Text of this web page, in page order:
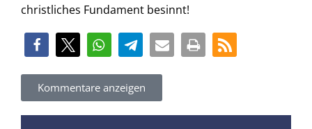
christliches Fundament besinnt!
Kommentare anzeigen